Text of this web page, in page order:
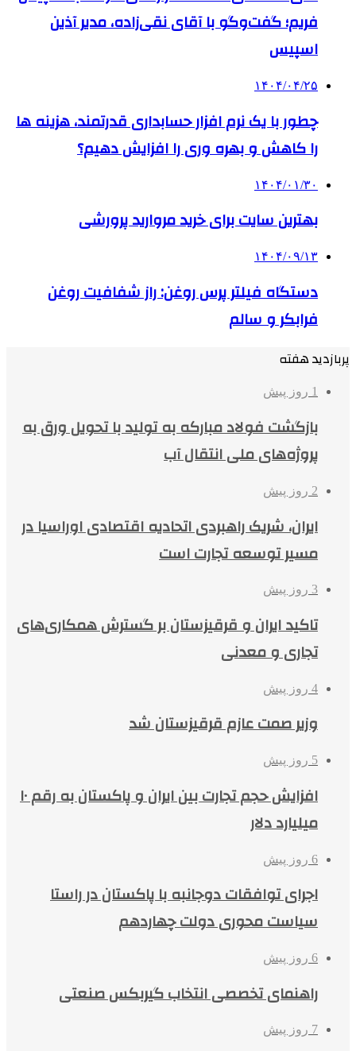
فریم؛ گفت‌وگو با آقای نقی‌زاده، مدیر آذین
اسپیس
۱۴۰۴/۰۴/۲۵
چطور با یک نرم افزار حسابداری قدرتمند، هزینه ها
را کاهش و بهره وری را افزایش دهیم؟
۱۴۰۴/۰۱/۳۰
بهترین سایت برای خرید مروارید پرورشی
۱۴۰۴/۰۹/۱۳
دستگاه فیلتر پرس روغن: راز شفافیت روغن
فرابکر و سالم
پربازدید هفته
1 روز پیش
بازگشت فولاد مبارکه به تولید با تحویل ورق به
پروژه‌های ملی انتقال آب
2 روز پیش
ایران، شریک راهبردی اتحادیه اقتصادی اوراسیا در
مسیر توسعه تجارت است
3 روز پیش
تاکید ایران و قرقیزستان بر گسترش همکاری‌های
تجاری و معدنی
4 روز پیش
وزیر صمت عازم قرقیزستان شد
5 روز پیش
افزایش حجم تجارت بین ایران و پاکستان به رقم ۱۰
میلیارد دلار
6 روز پیش
اجرای توافقات دوجانبه با پاکستان در راستا
سیاست محوری دولت چهاردهم
6 روز پیش
راهنمای تخصصی انتخاب گیربکس صنعتی
7 روز پیش